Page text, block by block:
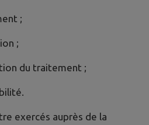
;
;
du traitement ;
exercés auprès de la